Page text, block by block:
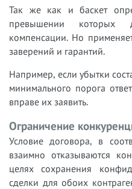
Так же как и баскет
превышении которых
компенсации. Но
заверений и гарантий.
Например, если убытки
минимального порога
вправе их заявить.
Ограничение
Условие договора, в
взаимно отказываются
целях сохранения
сделки для обоих